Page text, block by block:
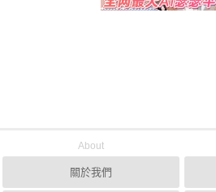
About
關於我們